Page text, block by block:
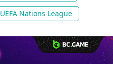
UEFA Nations League